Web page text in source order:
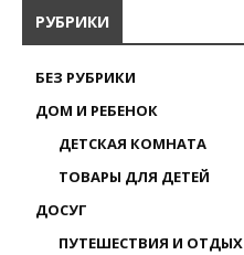
РУБРИКИ
БЕЗ РУБРИКИ
ДОМ И РЕБЕНОК
ДЕТСКАЯ КОМНАТА
ТОВАРЫ ДЛЯ ДЕТЕЙ
ДОСУГ
ПУТЕШЕСТВИЯ И ОТДЫХ